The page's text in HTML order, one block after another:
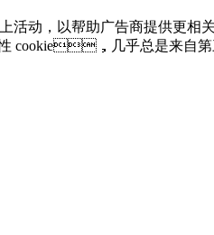
活动，以帮助广告商提供更
cookie，几乎总是来自第